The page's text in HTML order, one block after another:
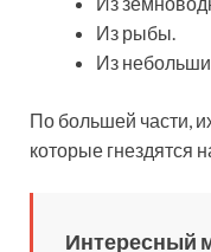
Из рыбы.
Из
По большей части,
которые гнездятся
Интересный